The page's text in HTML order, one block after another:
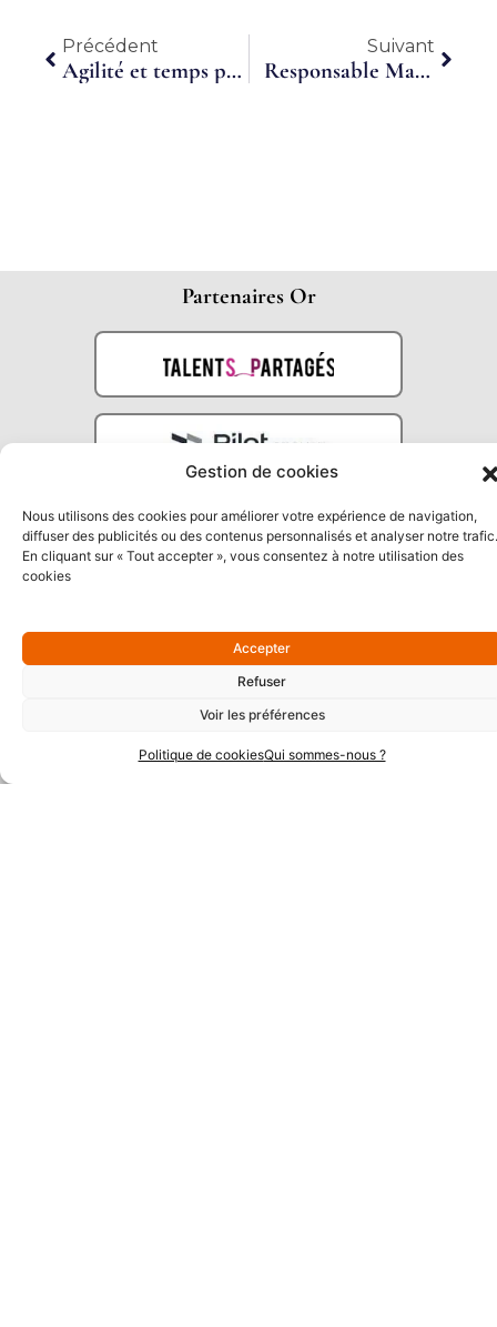
Gestion de cookies
Nous utilisons des cookies pour améliorer votre expérience de navigation,
diffuser des publicités ou des contenus personnalisés et analyser notre trafic.
En cliquant sur « Tout accepter », vous consentez à notre utilisation des
cookies
Accepter
Refuser
Voir les préférences
Politique de cookiesQui sommes-nous ?
Précédent
Précédent
Agilité et temps partagé : pour plus d’efficacité au sein des PME
Suivant
Responsable Marketing et Communication à temps Partagé_Pourquoi
Partenaires Or